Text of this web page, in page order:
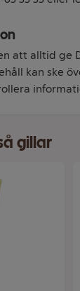
att alltid ge
kan ske
gillar